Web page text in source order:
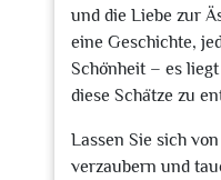
und die Liebe zur
eine Geschichte,
Schönheit – es
diese Schätze zu
Lassen Sie sich
verzaubern und